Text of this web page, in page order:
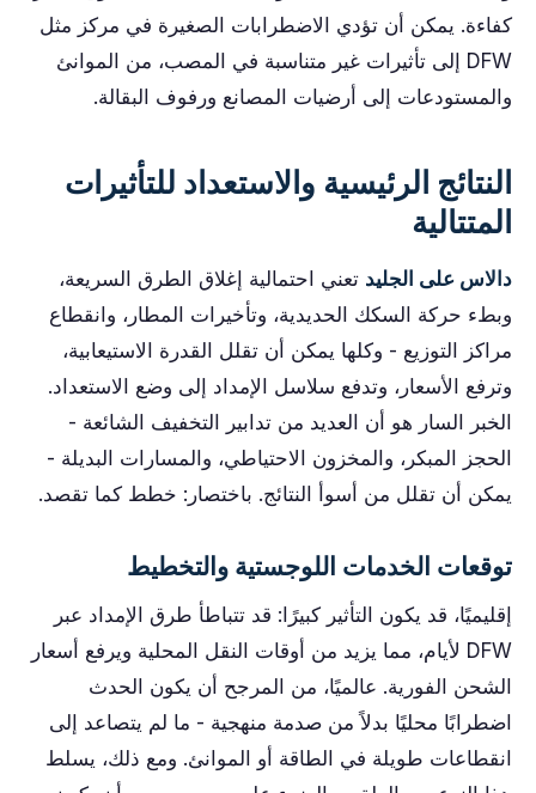
كفاءة. يمكن أن تؤدي الاضطرابات الصغيرة في مركز مثل
DFW إلى تأثيرات غير متناسبة في المصب، من الموانئ
والمستودعات إلى أرضيات المصانع ورفوف البقالة.
النتائج الرئيسية والاستعداد للتأثيرات
المتتالية
دالاس على الجليد تعني احتمالية إغلاق الطرق السريعة،
وبطء حركة السكك الحديدية، وتأخيرات المطار، وانقطاع
مراكز التوزيع - وكلها يمكن أن تقلل القدرة الاستيعابية،
وترفع الأسعار، وتدفع سلاسل الإمداد إلى وضع الاستعداد.
الخبر السار هو أن العديد من تدابير التخفيف الشائعة -
الحجز المبكر، والمخزون الاحتياطي، والمسارات البديلة -
يمكن أن تقلل من أسوأ النتائج. باختصار: خطط كما تقصد.
توقعات الخدمات اللوجستية والتخطيط
إقليميًا، قد يكون التأثير كبيرًا: قد تتباطأ طرق الإمداد عبر
DFW لأيام، مما يزيد من أوقات النقل المحلية ويرفع أسعار
الشحن الفورية. عالميًا، من المرجح أن يكون الحدث
اضطرابًا محليًا بدلاً من صدمة منهجية - ما لم يتصاعد إلى
انقطاعات طويلة في الطاقة أو الموانئ. ومع ذلك، يسلط